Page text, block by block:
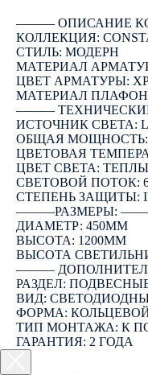
――― ОПИСАНИЕ
КОЛЛЕКЦИЯ:
СТИЛЬ: МОДЕРН
МАТЕРИАЛ
ЦВЕТ АРМАТУРЫ:
МАТЕРИАЛ
―――
ИСТОЧНИК СВЕТА:
ОБЩАЯ МОЩНОСТЬ:
ЦВЕТОВАЯ
ЦВЕТ СВЕТА:
СВЕТОВОЙ ПОТОК:
СТЕПЕНЬ ЗАЩИТЫ:
―――РАЗМЕРЫ:
ДИАМЕТР: 450ММ
ВЫСОТА: 1200ММ
ВЫСОТА
―――
РАЗДЕЛ:
ВИД:
ФОРМА:
ТИП МОНТАЖА: К
ГАРАНТИЯ: 2 ГОДА